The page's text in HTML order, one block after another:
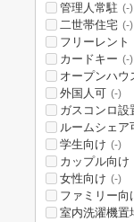
管理人常駐 (-)
二世帯住宅 (-)
フリーレント
カードキー (-)
オープンハウ
外国人可 (-)
ガスコンロ設
ルームシェア
学生向け (-)
カップル向け
女性向け (-)
ファミリー向
室内洗濯機置